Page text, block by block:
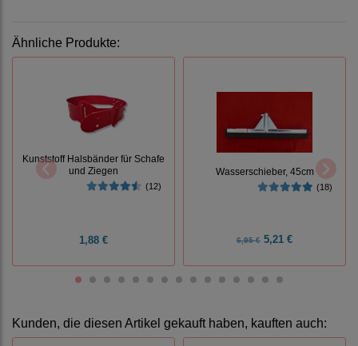
Ähnliche Produkte:
Kunststoff Halsbänder für Schafe
und Ziegen
(12)
1,88 €
Wasserschieber, 45cm
(18)
6,95 € 5,21 €
Kunden, die diesen Artikel gekauft haben, kauften auch: